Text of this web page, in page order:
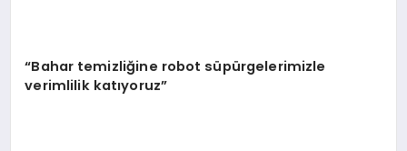
“Bahar temizliğine robot süpürgelerimizle
verimlilik katıyoruz”